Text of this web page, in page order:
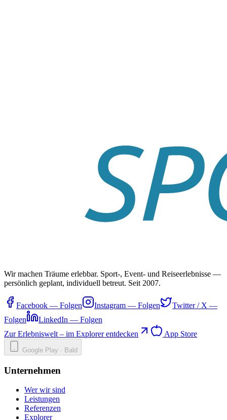
Wir machen Träume erlebbar. Sport-, Event- und Reiseerlebnisse —
persönlich geplant, individuell betreut. Seit 2007.
Facebook — Folgen Instagram — Folgen Twitter / X —
Folgen
LinkedIn — Folgen
Zur Erlebniswelt – im Explorer entdecken
App Store
Google Play · Bald
Unternehmen
Wer wir sind
Leistungen
Referenzen
Explorer